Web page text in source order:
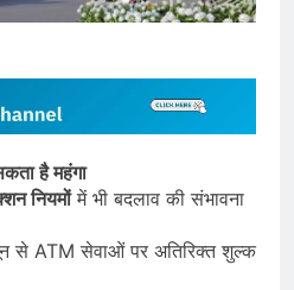
है महंगा
नियमोंमें भी बदलाव की संभावना
से ATM सेवाओं पर अतिरिक्त शुल्क